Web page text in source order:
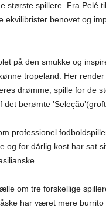
største spillere. Fra Pelé
ekvilibrister benovet og
på den smukke og
tropeland. Her
drømme, spille for de
berømte ’Seleção’(groft
professionel
og for dårlig kost har sat
om tre forskellige
har været mere burrito